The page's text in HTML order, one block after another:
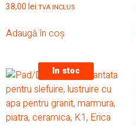
38,00 lei TVA INCLUS
Adaugă în coș
In stoc